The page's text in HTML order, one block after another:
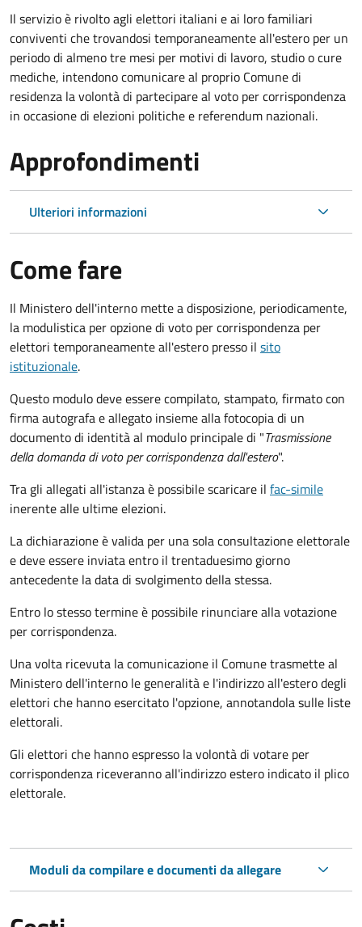
Il servizio è rivolto agli elettori italiani e ai loro familiari
conviventi che trovandosi temporaneamente all'estero per un
periodo di almeno tre mesi per motivi di lavoro, studio o cure
mediche, intendono comunicare al proprio Comune di
residenza la volontà di partecipare al voto per corrispondenza
in occasione di elezioni politiche e referendum nazionali.
Approfondimenti
Ulteriori informazioni
Come fare
Il Ministero dell'interno mette a disposizione, periodicamente,
la modulistica per opzione di voto per corrispondenza per
elettori temporaneamente all'estero presso il sito
istituzionale.
Questo modulo deve essere compilato, stampato, firmato con
firma autografa e allegato insieme alla fotocopia di un
documento di identità al modulo principale di "Trasmissione
della domanda di voto per corrispondenza dall'estero".
Tra gli allegati all'istanza è possibile scaricare il fac-simile
inerente alle ultime elezioni.
La dichiarazione è valida per una sola consultazione elettorale
e deve essere inviata entro il trentaduesimo giorno
antecedente la data di svolgimento della stessa.
Entro lo stesso termine è possibile rinunciare alla votazione
per corrispondenza.
Una volta ricevuta la comunicazione il Comune trasmette al
Ministero dell'interno le generalità e l'indirizzo all'estero degli
elettori che hanno esercitato l'opzione, annotandola sulle liste
elettorali.
Gli elettori che hanno espresso la volontà di votare per
corrispondenza riceveranno all'indirizzo estero indicato il plico
elettorale.
Moduli da compilare e documenti da allegare